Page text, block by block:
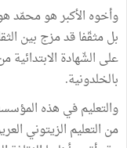
وأخوه الأكبر هو محمّد
بل مثقّفا قد مزج بين
على الشّهادة الابتدائية
بالخلدونية.
والتعليم في هذه
من التعليم الزيتوني